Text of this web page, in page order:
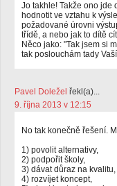
Jo takhle! Takže ono jde
hodnotit ve vztahu k
požadované úrovni
třídě, a nebo jak to dítě
Něco jako: "Tak jsem si
tak poslouchám tady
Pavel Doležel řekl(a)...
9. října 2013 v 12:15
No tak konečně řešení.
1) povolit alternativy,
2) podpořit školy,
3) dávat důraz na kvalitu,
4) rozvíjet koncept,